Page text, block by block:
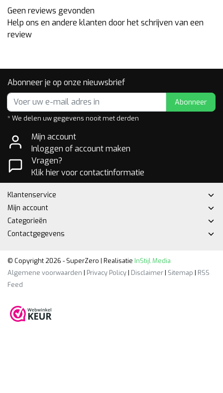
Geen reviews gevonden
Help ons en andere klanten door het schrijven van een
review
Abonneer je op onze nieuwsbrief
Abonneer
* We delen uw gegevens nooit met derden
Mijn account
Inloggen of account maken
Vragen?
Klik hier voor contactinformatie
Klantenservice
Mijn account
Categorieën
Contactgegevens
© Copyright 2026 - SuperZero | Realisatie InStijl Media
Algemene voorwaarden | Privacy Policy| Disclaimer| Sitemap | RSS
Feed